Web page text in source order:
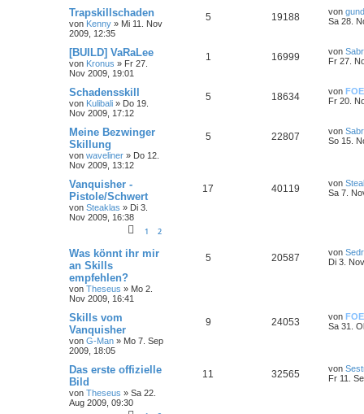
Trapskillschaden
von Kenny » Mi 11. Nov
2009, 12:35
5 19188 von
Sa 28.
[BUILD] VaRaLee
von Kronus » Fr 27.
Nov 2009, 19:01
1 16999 von
Fr 27.
Schadensskill
von Kulibali » Do 19.
Nov 2009, 17:12
5 18634 von FOE
Fr 20.
Meine Bezwinger
Skillung
von waveliner » Do 12.
Nov 2009, 13:12
5 22807 von
So 15.
Vanquisher -
Pistole/Schwert
von Steaklas » Di 3.
Nov 2009, 16:38
1 2
17 40119 von
Sa 7.
Was könnt ihr mir
an Skills
empfehlen?
von Theseus » Mo 2.
Nov 2009, 16:41
5 20587 von
Di 3.
Skills vom
Vanquisher
von G-Man » Mo 7. Sep
2009, 18:05
9 24053 von FOE
Sa 31.
Das erste offizielle
Bild
von Theseus » Sa 22.
Aug 2009, 09:30
11 32565 von
Fr 11.